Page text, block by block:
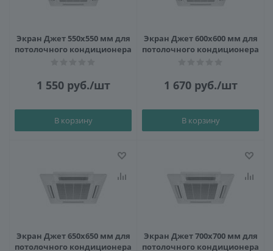
Экран Джет 550х550 мм для
потолочного кондиционера
1 550руб./шт
В корзину
Экран Джет 600х600 мм для
потолочного кондиционера
1 670руб./шт
В корзину
Экран Джет 650х650 мм для
потолочного кондиционера
Экран Джет 700х700 мм для
потолочного кондиционера